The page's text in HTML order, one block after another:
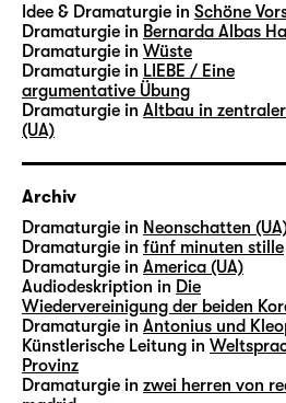
Idee & Dramaturgie in Schöne
Dramaturgie in Bernarda Albas
Dramaturgie in Wüste
Dramaturgie in LIEBE / Eine
argumentative Übung
Dramaturgie in Altbau in
(UA)
Archiv
Dramaturgie in Neonschatten
Dramaturgie in fünf minuten stille
Dramaturgie in America (UA)
Audiodeskription in Die
Wiedervereinigung der beiden
Dramaturgie in Antonius und
Künstlerische Leitung in
Provinz
Dramaturgie in zwei herren von